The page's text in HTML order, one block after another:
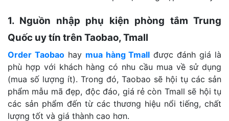
1. Nguồn nhập phụ kiện phòng tắm Trung
Quốc uy tín trên Taobao, Tmall
Order Taobaohay mua hàng Tmall được đánh giá là
phù hợp với khách hàng có nhu cầu mua về sử dụng
(mua số lượng ít). Trong đó, Taobao sẽ hội tụ các sản
phẩm mẫu mã đẹp, độc đáo, giá rẻ còn Tmall sẽ hội tụ
các sản phẩm đến từ các thương hiệu nổi tiếng, chất
lượng tốt và giá thành cao hơn.